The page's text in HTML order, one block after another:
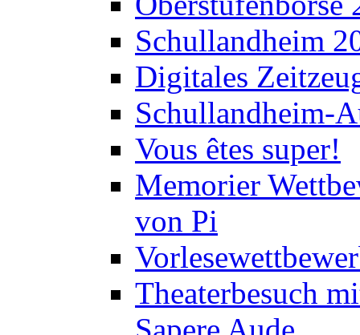
Schullandheim
Digitales
Schullandheim-
Vous êtes super!
Memorier
von Pi
Theaterbesuch